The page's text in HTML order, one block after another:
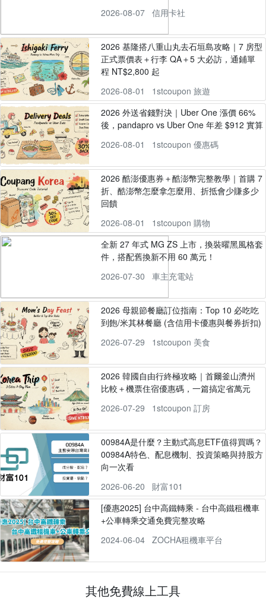
2026-08-07
信用卡社
2026 基隆搭八重山丸去石垣島攻略｜7 房型
正式票價表＋行李 QA＋5 大必訪，通鋪單
程 NT$2,800 起
2026-08-01
1stcoupon 旅遊
2026 外送省錢對決｜Uber One 漲價 66%
後，pandapro vs Uber One 年差 $912 實算
2026-08-01
1stcoupon 優惠碼
2026 酷澎優惠券＋酷澎幣完整教學｜首購 7
折、酷澎幣怎麼拿怎麼用、折抵會少賺多少
回饋
2026-08-01
1stcoupon 購物
全新 27 年式 MG ZS 上市，換裝曜黑風格套
件，搭配舊換新不用 60 萬元！
2026-07-30
車主充電站
2026 母親節餐廳訂位指南：Top 10 必吃吃
到飽/米其林餐廳 (含信用卡優惠與餐券折扣)
2026-07-29
1stcoupon 美食
2026 韓國自由行終極攻略｜首爾釜山濟州
比較＋機票住宿優惠碼，一篇搞定省萬元
2026-07-29
1stcoupon 訂房
00984A是什麼？主動式高息ETF值得買嗎？
00984A特色、配息機制、投資策略與持股方
向一次看
2026-06-20
財富101
[優惠2025] 台中高鐵轉乘 - 台中高鐵租機車
+公車轉乘交通免費完整攻略
2024-06-04
ZOCHA租機車平台
其他免費線上工具